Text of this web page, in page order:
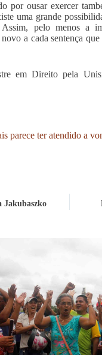
por ousar exercer
uma grande
pelo menos a
a cada sentença
em Direito pela
parece ter atendido a
Jakubaszko